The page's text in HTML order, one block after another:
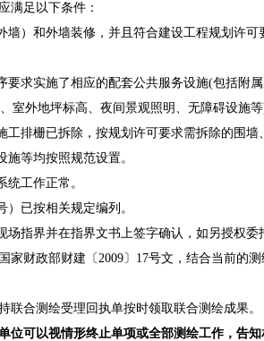
满足以下条件：
）和外墙装修，并且符合建设工程规划许可
求实施了相应的配套公共服务设施(包括附属
外地坪标高、夜间景观照明、无障碍设施
排栅已拆除，按规划许可要求需拆除的围墙
等均按照规范设置。
工作正常。
已按相关规定编列。
指界并在指界文书上签字确认，如另授权委
家财政部财建〔2009〕17号文，结合当前的
联合测绘受理回执单按时领取联合测绘成果。
位可以视情形终止单项或全部测绘工作，告